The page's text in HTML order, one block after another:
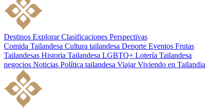
Destinos Explorar Clasificaciones Perspectivas
Comida Tailandesa Cultura tailandesa Deporte Eventos Frutas
Tailandesas Historia Tailandesa LGBTQ+ Lotería Tailandesa
negocios Noticias Política tailandesa Viajar Viviendo en Tailandia